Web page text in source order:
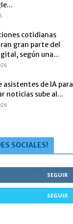
cotidianas
gran parte del
según una...
asistentes de IA para
noticias sube al...
SOCIALES!
SEGUIR
SEGUIR